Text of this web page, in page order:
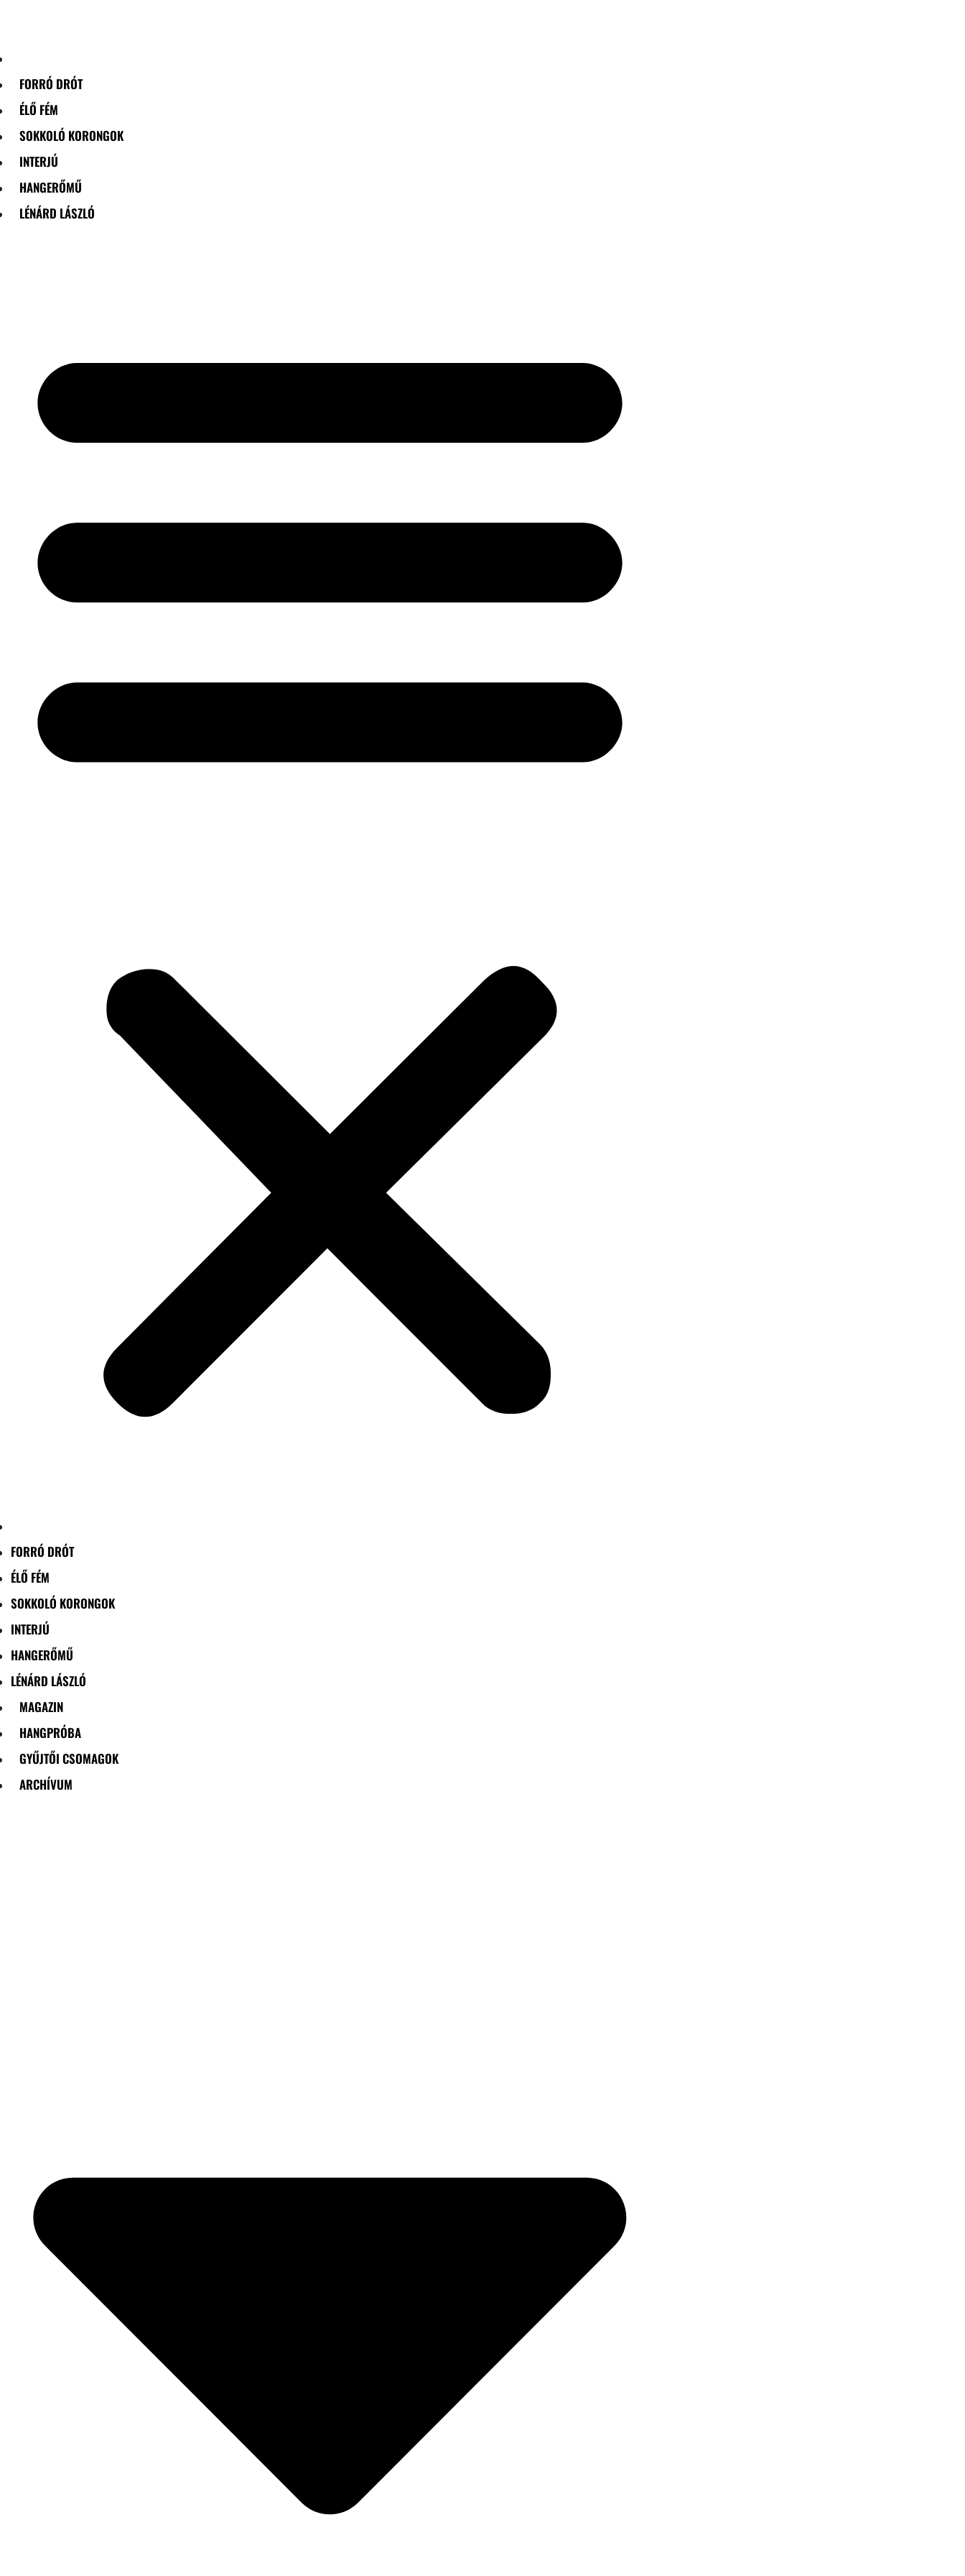
FORRÓ DRÓT
ÉLŐ FÉM
SOKKOLÓ KORONGOK
INTERJÚ
HANGERŐMŰ
LÉNÁRD LÁSZLÓ
FORRÓ DRÓT
ÉLŐ FÉM
SOKKOLÓ KORONGOK
INTERJÚ
HANGERŐMŰ
LÉNÁRD LÁSZLÓ
MAGAZIN
HANGPRÓBA
GYŰJTŐI CSOMAGOK
ARCHÍVUM